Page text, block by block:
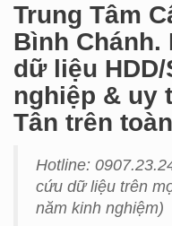
Trung Tâm
Bình Chánh.
dữ liệu
nghiệp & uy
Tân trên
Hotline:
cứu dữ liệu trên
năm kinh nghiệm)